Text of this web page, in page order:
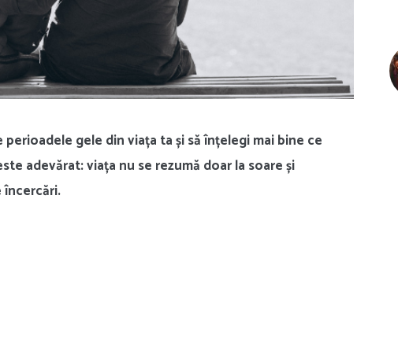
gele din viața ta și să înțelegi mai bine ce
adevărat: viața nu se rezumă doar la soare și